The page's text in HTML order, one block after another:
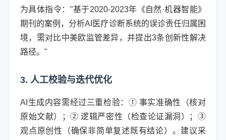
为具体指令："基于2020-2023年《自然·机器智能》
期刊的案例，分析AI医疗诊断系统的误诊责任归属困
境，需对比中美欧监管差异，并提出3条创新性解决
路径。"
3. 人工校验与迭代优化
AI生成内容需经过三重检验：① 事实准确性（核对
原始文献）；② 逻辑严密性（检查论证漏洞）；③
观点原创性（确保非简单复述既有结论）。建议采